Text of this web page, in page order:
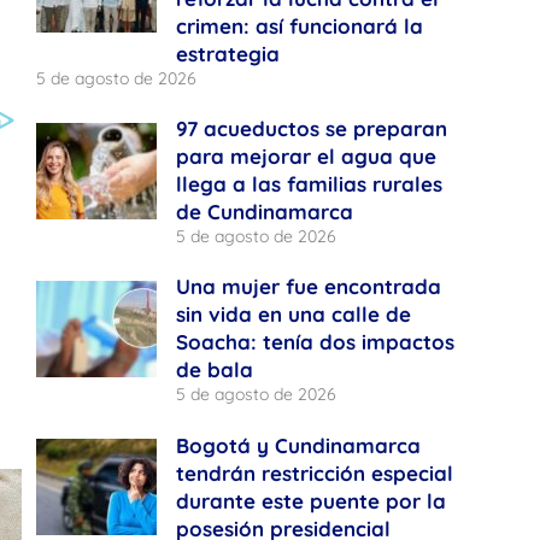
crimen: así funcionará la
estrategia
5 de agosto de 2026
97 acueductos se preparan
para mejorar el agua que
llega a las familias rurales
de Cundinamarca
5 de agosto de 2026
Una mujer fue encontrada
sin vida en una calle de
Soacha: tenía dos impactos
de bala
5 de agosto de 2026
Bogotá y Cundinamarca
tendrán restricción especial
durante este puente por la
posesión presidencial